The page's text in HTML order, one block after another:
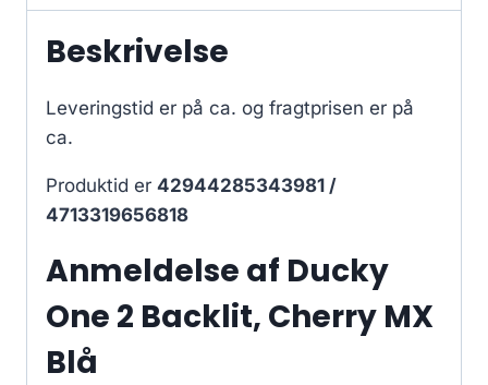
Beskrivelse
Leveringstid er på ca. og fragtprisen er på
ca.
Produktid er 42944285343981 /
4713319656818
Anmeldelse af Ducky
One 2 Backlit, Cherry MX
Blå